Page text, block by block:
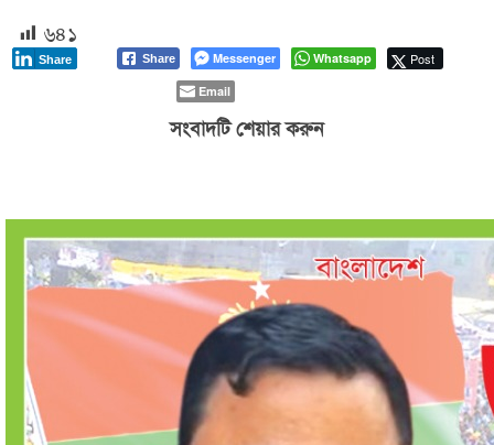
৬৪১
Share Messenger Whatsapp Post
Share
Email
সংবাদটি শেয়ার করুন